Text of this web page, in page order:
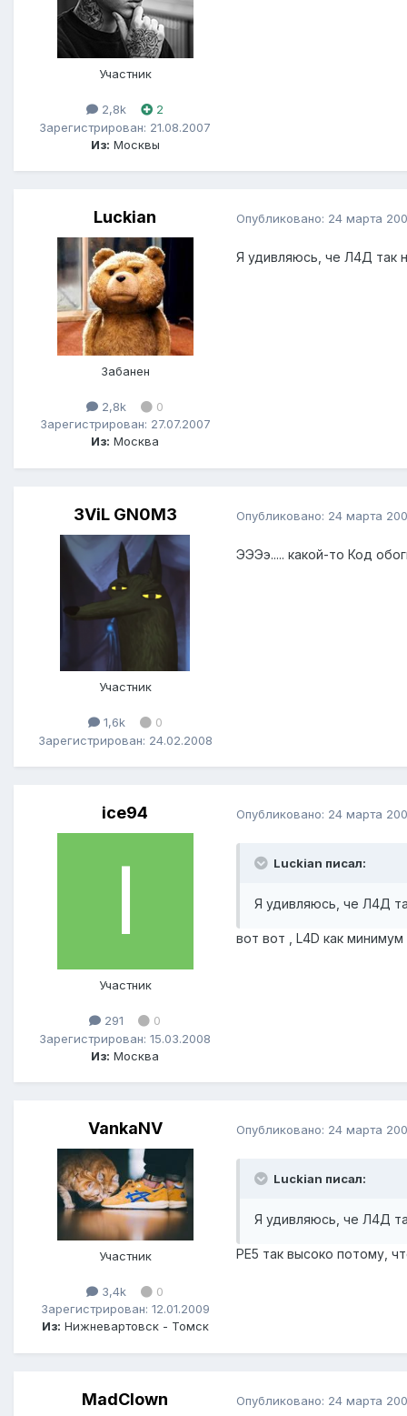
Участник
2,8k
2
Зарегистрирован: 21.08.2007
Из: Москвы
Luckian
Забанен
2,8k
0
Зарегистрирован: 27.07.2007
Из: Москва
Опубликовано: 24 марта
Я удивляюсь, че Л4Д так
3ViL GN0M3
Участник
1,6k
0
Зарегистрирован: 24.02.2008
Опубликовано: 24 марта
ЭЭЭэ..... какой-то Код
ice94
Участник
291
0
Зарегистрирован: 15.03.2008
Из: Москва
Опубликовано: 24 марта
Luckian писал:
Я удивляюсь, че Л4Д
вот вот , L4D как
VankaNV
Участник
3,4k
0
Зарегистрирован: 12.01.2009
Из: Нижневартовск - Томск
Опубликовано: 24 марта
Luckian писал:
Я удивляюсь, че Л4Д
РЕ5 так высоко потому,
MadClown Опубликовано: 24 марта